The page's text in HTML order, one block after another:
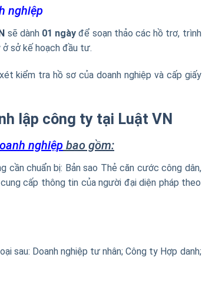
nghiệp
sẽ dành 01 ngày để soạn thảo các hồ trơ, trình
ở sở kế hoạch đầu tư.
kiểm tra hồ sơ của doanh nghiệp và cấp giấy
lập công ty tại Luật VN
nghiệp bao gồm:
cần chuẩn bị: Bản sao Thẻ căn cước công dân,
cấp thông tin của người đại diện pháp theo
sau: Doanh nghiệp tư nhân; Công ty Hợp danh;